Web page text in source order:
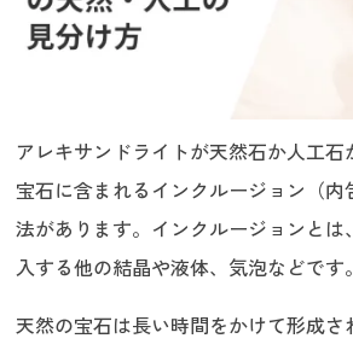
アレキサンドライトが天然石か人工石
宝石に含まれるインクルージョン（
法があります。インクルージョンとは
入する他の結晶や液体、気泡などです。
天然の宝石は長い時間をかけて形成さ